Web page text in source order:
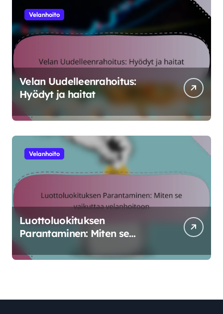
Velanhoito
Velan Uudelleenrahoitus:
Hyödyt ja haitat
Velanhoito
Luottoluokituksen
Parantaminen: Miten se
vaikuttaa velanhoitoon